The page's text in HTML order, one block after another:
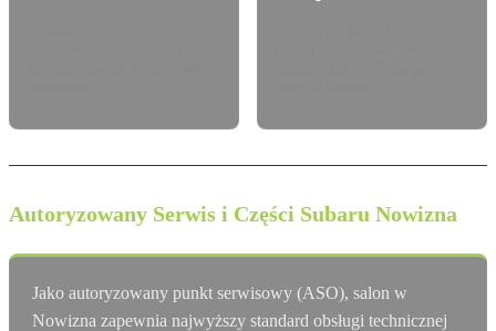
Autoryzowany Serwis i Części Subaru Nowizna
Jako autoryzowany punkt serwisowy (ASO), salon w
Nowizna zapewnia najwyższy standard obsługi technicznej